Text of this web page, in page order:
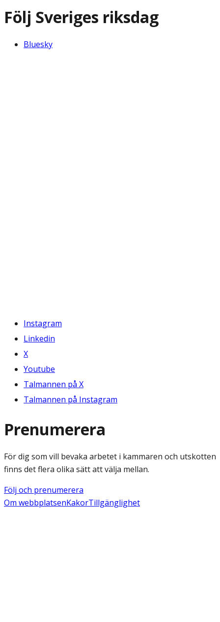
Följ Sveriges riksdag
Bluesky
Instagram
Linkedin
X
Youtube
Talmannen på X
Talmannen på Instagram
Prenumerera
För dig som vill bevaka arbetet i kammaren och utskotten
finns det flera olika sätt att välja mellan.
Följ och prenumerera
Om webbplatsenKakorTillgänglighet